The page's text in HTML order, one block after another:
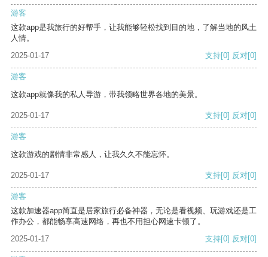
游客
这款app是我旅行的好帮手，让我能够轻松找到目的地，了解当地的风土
人情。
2025-01-17
支持[0] 反对[0]
游客
这款app就像我的私人导游，带我领略世界各地的美景。
2025-01-17 支持[0] 反对[0]
游客
这款游戏的剧情非常感人，让我久久不能忘怀。
2025-01-17 支持[0] 反对[0]
游客
这款加速器app简直是居家旅行必备神器，无论是看视频、玩游戏还是工
作办公，都能畅享高速网络，再也不用担心网速卡顿了。
2025-01-17
支持[0] 反对[0]